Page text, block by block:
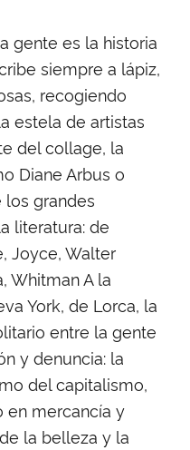
gente es la historia
siempre a lápiz,
recogiendo
estela de artistas
del collage, la
Diane Arbus o
grandes
literatura: de
Joyce, Walter
Whitman A la
York, de Lorca, la
entre la gente
y denuncia: la
del capitalismo,
en mercancía y
la belleza y la